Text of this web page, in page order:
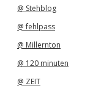
@ Stehblog
@ fehlpass
@ Millernton
@ 120 minuten
@ ZEIT